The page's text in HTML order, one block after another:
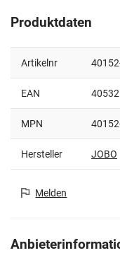
Produktdaten
Artikelnr
EAN
MPN
Hersteller JOBO
Melden